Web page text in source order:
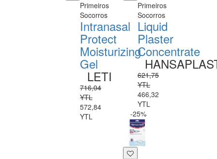
Primeiros
Socorros
Intranasal
Protect
Moisturizing
Gel
LETI
716,04
YTL
572,84
YTL
Primeiros
Socorros
Liquid
Plaster
Concentrate
621,75
YTL
466,32
YTL
-25%